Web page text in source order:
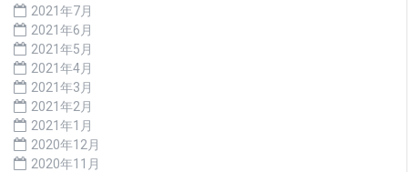
2021年7月
2021年6月
2021年5月
2021年4月
2021年3月
2021年2月
2021年1月
2020年12月
2020年11月